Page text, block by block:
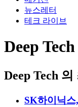
뉴스레터
테크 라이브
Deep Tech
Deep Tech 의
SK하이닉스